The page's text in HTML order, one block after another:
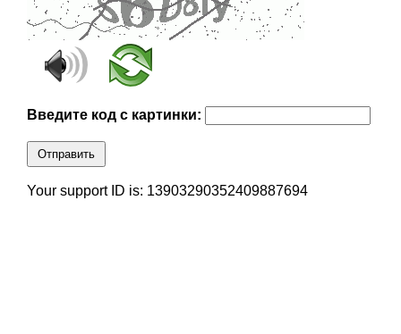
Введите код с картинки:
Отправить
Your support ID is: 13903290352409887694